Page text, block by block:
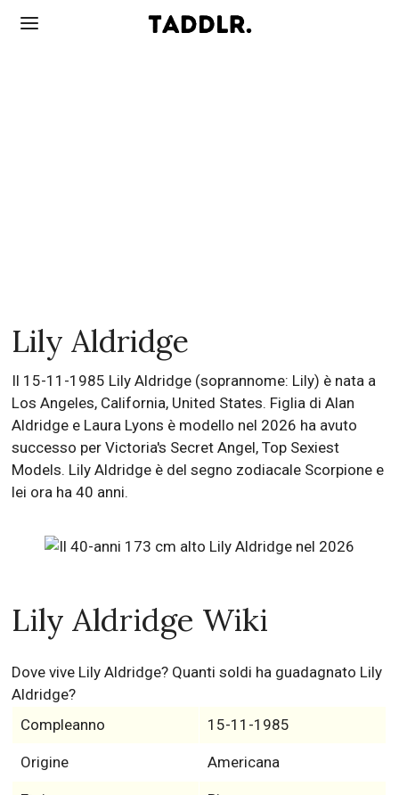
Lily Aldridge
Il 15-11-1985 Lily Aldridge (soprannome: Lily) è nata a
Los Angeles, California, United States. Figlia di Alan
Aldridge e Laura Lyons è modello nel 2026 ha avuto
successo per Victoria's Secret Angel, Top Sexiest
Models. Lily Aldridge è del segno zodiacale Scorpione e
lei ora ha 40 anni.
Lily Aldridge Wiki
Dove vive Lily Aldridge? Quanti soldi ha guadagnato Lily
Aldridge?
Compleanno
15-11-1985
Origine Americana